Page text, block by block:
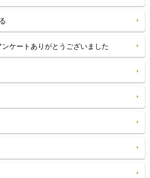
ンケートありがとうございました